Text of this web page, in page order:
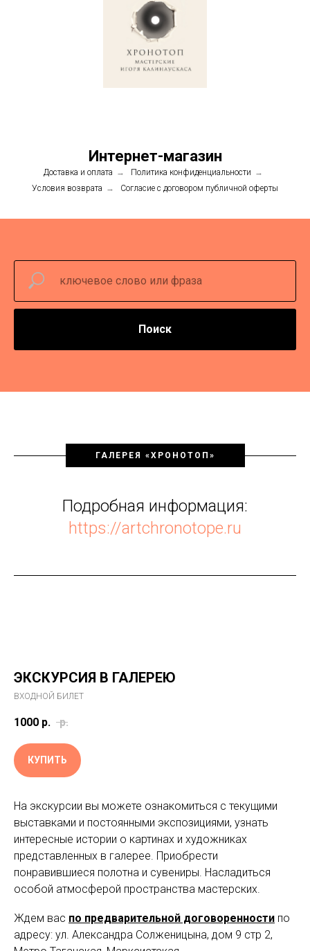
Интернет-магазин
Доставка и оплата → Политика конфиденциальности →
Условия возврата → Согласие с договором публичной оферты
Поиск
ГАЛЕРЕЯ «ХРОНОТОП»
Подробная информация:
https://artchronotope.ru
ЭКСКУРСИЯ В ГАЛЕРЕЮ
ВХОДНОЙ БИЛЕТ
1000 р. р.
КУПИТЬ
На экскурсии вы можете ознакомиться с текущими
выставками и постоянными экспозициями, узнать
интересные истории о картинах и художниках
представленных в галерее. Приобрести
понравившиеся полотна и сувениры. Насладиться
особой атмосферой пространства мастерских.
Ждем вас по предварительной договоренности по
адресу: ул. Александра Солженицына, дом 9 стр 2,